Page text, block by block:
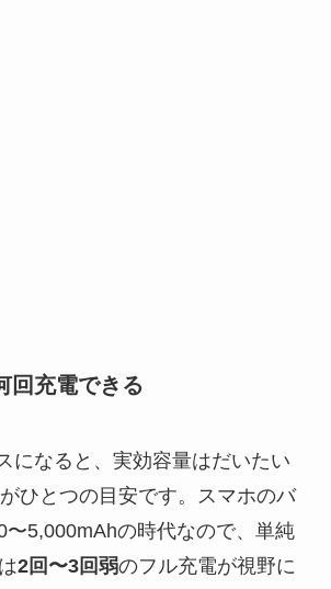
回充電できる
になると、実効容量はだいたい
ひとつの目安です。スマホのバ
〜5,000mAhの時代なので、単純
2回〜3回弱のフル充電が視野に